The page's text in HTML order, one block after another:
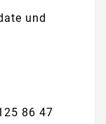
und
86 47